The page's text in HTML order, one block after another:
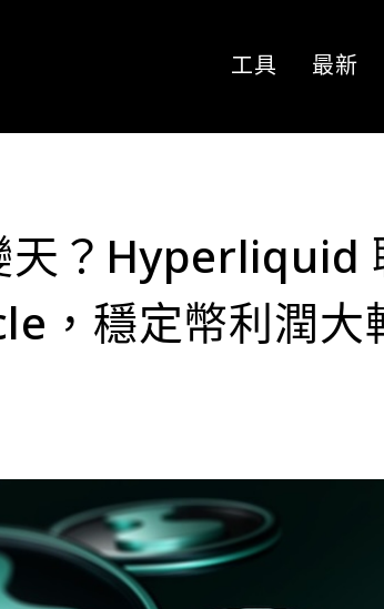
工具 最新
天？Hyperliquid
，穩定幣利潤大